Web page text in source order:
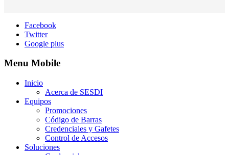
Facebook
Twitter
Google plus
Menu Mobile
Inicio
Acerca de SESDI
Equipos
Promociones
Código de Barras
Credenciales y Gafetes
Control de Accesos
Soluciones